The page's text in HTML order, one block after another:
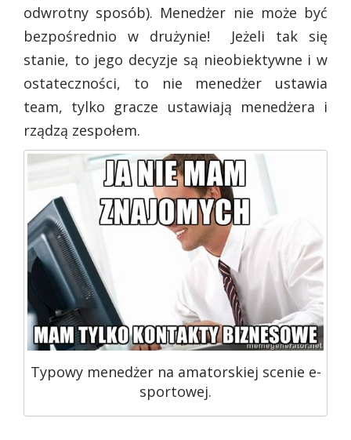
odwrotny sposób). Menedżer nie może być
bezpośrednio w drużynie! Jeżeli tak się
stanie, to jego decyzje są nieobiektywne i w
ostateczności, to nie menedżer ustawia
team, tylko gracze ustawiają menedżera i
rządzą zespołem.
Typowy menedżer na amatorskiej scenie e-
sportowej.